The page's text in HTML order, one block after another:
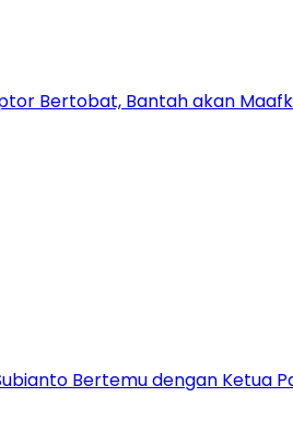
Bertobat, Bantah akan
Bertemu dengan Ketua